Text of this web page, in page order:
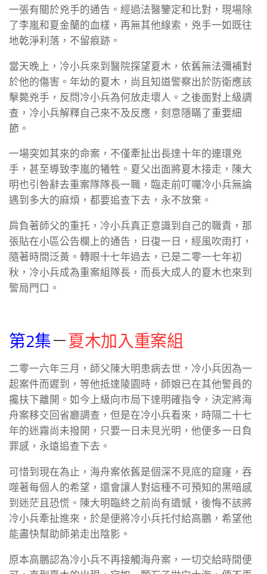
一張有關於兇手的通告。經過法醫鑒定和比對，現場除
了李嵐和夏金蘭的血樣，再無其他線索，兇手一如既往
地乾淨利落，不留痕跡。
當天晚上，冷小兵來到醫院探望夏木，依舊無法彌補對
於他的傷害。年幼的夏木，尚且知道警察出於防衛應該
擊斃兇手，反問冷小兵為何放走壞人。之後面對上級調
查，冷小兵解釋自己來不及反應，刻意隱瞞了重要細
節。
一場突如其來的命案，不僅牽扯出長達十年的連環兇
手，甚至導致李嵐的犧牲。夏父出面將夏木接走，陳大
明也引咎辭去重案隊隊長一職，臨走前叮囑冷小兵無論
遇到多大的麻煩，都要追查下去，永不放棄。
肩負著師父的重托，冷小兵真正意識到自己的職責，那
張貼在小區公告欄上的通告，日復一日，經風吹雨打，
隨著時間泛黃。轉眼十七年過去，已是二零一七年初
秋，冷小兵成為重案組隊長，而長大成人的夏木也來到
警局門口。
第2集－夏木加入重案組
二零一六年三月，師父陳大明患病去世，冷小兵因為一
起案件而遲到，等他抵達陵園時，師娘已在其他警員的
攙扶下離開。如今上級向市局下達明確指令，決定將海
舟案移交回省廳調查，但是在冷小兵看來，時隔二十七
年的迷霧尚未撥開，只要一日未見光明，他便多一日負
罪感，永遠追查下去。
可惜到現在為止，海舟案依舊是個深不見底的窟窿，吞
噬著每個人的希望，還會讓人對這種不可預知的黑暗感
到迷茫且恐慌。陳大明臨終之前尚有遺憾，後悔不該將
冷小兵牽扯進來，於是便將冷小兵托付給高鵬，希望他
能盡快幫助師弟走出陰影。
原本高鵬認為冷小兵不再接觸海舟案，一切交給時間便